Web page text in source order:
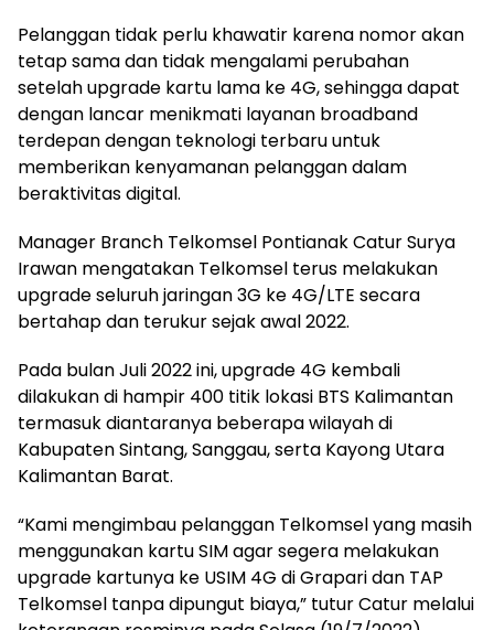
Pelanggan tidak perlu khawatir karena nomor akan
tetap sama dan tidak mengalami perubahan
setelah upgrade kartu lama ke 4G, sehingga dapat
dengan lancar menikmati layanan broadband
terdepan dengan teknologi terbaru untuk
memberikan kenyamanan pelanggan dalam
beraktivitas digital.
Manager Branch Telkomsel Pontianak Catur Surya
Irawan mengatakan Telkomsel terus melakukan
upgrade seluruh jaringan 3G ke 4G/LTE secara
bertahap dan terukur sejak awal 2022.
Pada bulan Juli 2022 ini, upgrade 4G kembali
dilakukan di hampir 400 titik lokasi BTS Kalimantan
termasuk diantaranya beberapa wilayah di
Kabupaten Sintang, Sanggau, serta Kayong Utara
Kalimantan Barat.
“Kami mengimbau pelanggan Telkomsel yang masih
menggunakan kartu SIM agar segera melakukan
upgrade kartunya ke USIM 4G di Grapari dan TAP
Telkomsel tanpa dipungut biaya,” tutur Catur melalui